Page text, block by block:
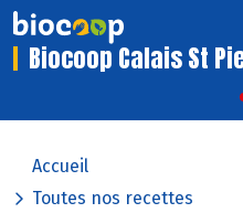
Biocoop Calais St
Accueil
Toutes nos recettes